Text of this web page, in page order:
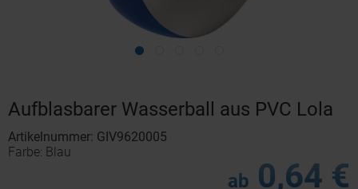
Aufblasbarer Wasserball aus PVC Lola
Artikelnummer: GIV9620005
Farbe: Blau
ab 0,64 €